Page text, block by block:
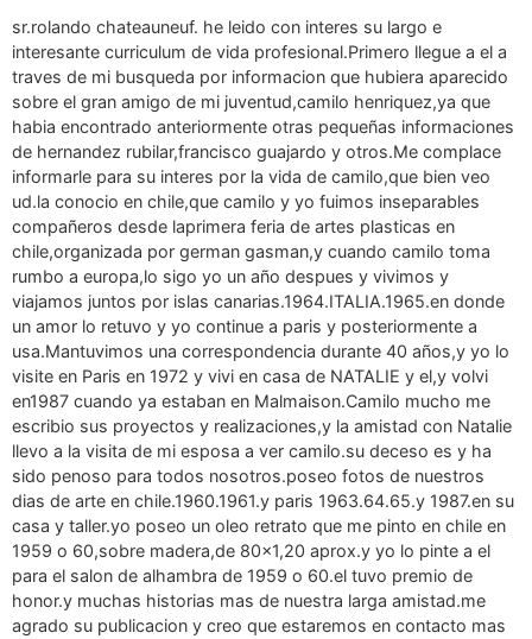
sr.rolando chateauneuf. he leido con interes su largo e
interesante curriculum de vida profesional.Primero llegue a el a
traves de mi busqueda por informacion que hubiera aparecido
sobre el gran amigo de mi juventud,camilo henriquez,ya que
habia encontrado anteriormente otras pequeñas informaciones
de hernandez rubilar,francisco guajardo y otros.Me complace
informarle para su interes por la vida de camilo,que bien veo
ud.la conocio en chile,que camilo y yo fuimos inseparables
compañeros desde laprimera feria de artes plasticas en
chile,organizada por german gasman,y cuando camilo toma
rumbo a europa,lo sigo yo un año despues y vivimos y
viajamos juntos por islas canarias.1964.ITALIA.1965.en donde
un amor lo retuvo y yo continue a paris y posteriormente a
usa.Mantuvimos una correspondencia durante 40 años,y yo lo
visite en Paris en 1972 y vivi en casa de NATALIE y el,y volvi
en1987 cuando ya estaban en Malmaison.Camilo mucho me
escribio sus proyectos y realizaciones,y la amistad con Natalie
llevo a la visita de mi esposa a ver camilo.su deceso es y ha
sido penoso para todos nosotros.poseo fotos de nuestros
dias de arte en chile.1960.1961.y paris 1963.64.65.y 1987.en su
casa y taller.yo poseo un oleo retrato que me pinto en chile en
1959 o 60,sobre madera,de 80×1,20 aprox.y yo lo pinte a el
para el salon de alhambra de 1959 o 60.el tuvo premio de
honor.y muchas historias mas de nuestra larga amistad.me
agrado su publicacion y creo que estaremos en contacto mas